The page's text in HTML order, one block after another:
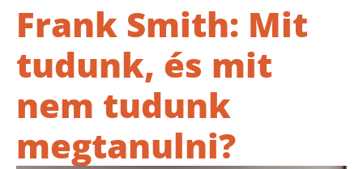
Frank Smith: Mit
tudunk, és mit
nem tudunk
megtanulni?